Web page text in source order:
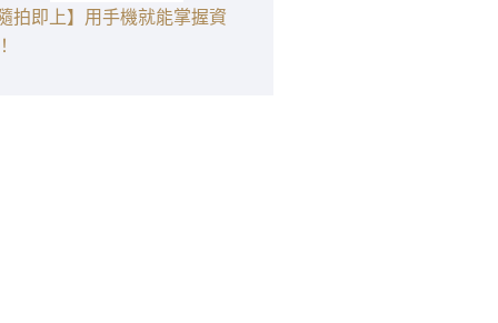
拍即上】用手機就能掌握資